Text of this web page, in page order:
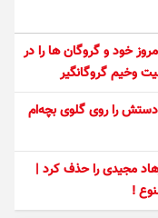
خود و گروگان ها را در
وخیم گروگانگیر
را روی گلوی بچه‌ام
مجیدی را حذف کرد |
!